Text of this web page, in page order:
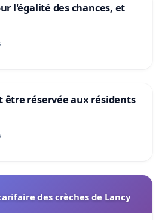
l'égalité des chances, et
être réservée aux résidents
des crèches de Lancy